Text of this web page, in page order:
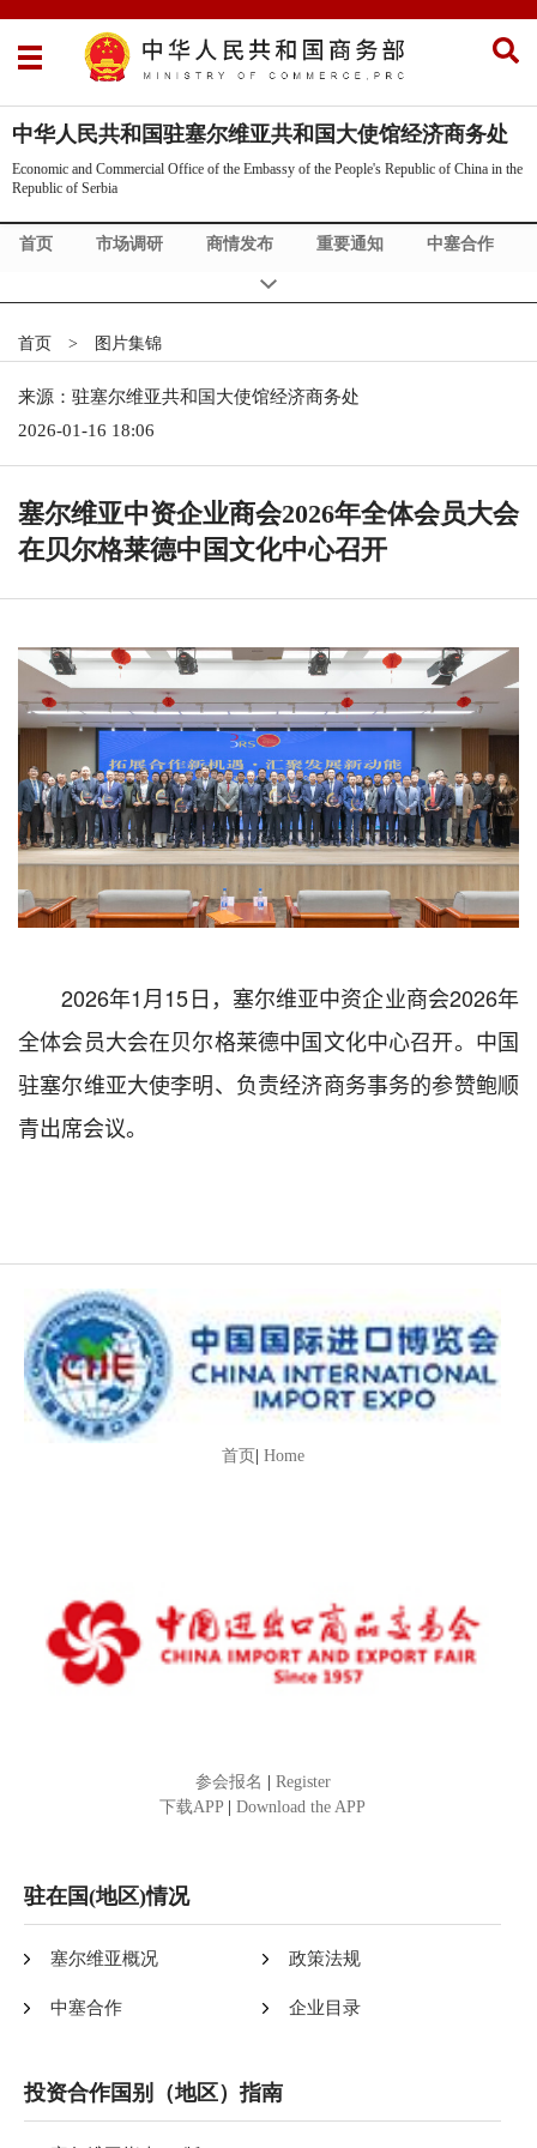
中华人民共和国驻塞尔维亚共和国大使馆经济商务处
Economic and Commercial Office of the Embassy of the People's Republic of China in the
Republic of Serbia
首页 市场调研 商情发布 重要通知 中塞合作
首页 > 图片集锦
来源：驻塞尔维亚共和国大使馆经济商务处
2026-01-16 18:06
塞尔维亚中资企业商会2026年全体会员大会
在贝尔格莱德中国文化中心召开
2026年1月15日，塞尔维亚中资企业商会2026年
全体会员大会在贝尔格莱德中国文化中心召开。中国
驻塞尔维亚大使李明、负责经济商务事务的参赞鲍顺
青出席会议。
首页 Home
参会报名 | Register
下载APP | Download the APP
驻在国(地区)情况
塞尔维亚概况 政策法规
中塞合作 企业目录
投资合作国别（地区）指南